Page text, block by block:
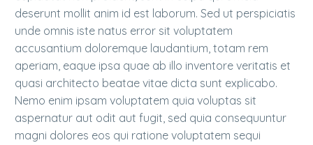
deserunt mollit anim id est laborum. Sed ut perspiciatis
unde omnis iste natus error sit voluptatem
accusantium doloremque laudantium, totam rem
aperiam, eaque ipsa quae ab illo inventore veritatis et
quasi architecto beatae vitae dicta sunt explicabo.
Nemo enim ipsam voluptatem quia voluptas sit
aspernatur aut odit aut fugit, sed quia consequuntur
magni dolores eos qui ratione voluptatem sequi